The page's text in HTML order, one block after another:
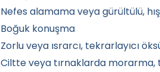
Nefes alamama veya gürültülü,
Boğuk konuşma
Zorlu veya ısrarcı, tekrarlayıcı
Ciltte veya tırnaklarda morarma,